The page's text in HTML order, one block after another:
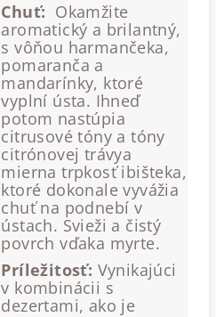
Chuť: Okamžite
aromatický a brilantný,
s vôňou harmančeka,
pomaranča a
mandarínky, ktoré
vyplní ústa. Ihneď
potom nastúpia
citrusové tóny a tóny
citrónovej trávya
mierna trpkosť ibišteka,
ktoré dokonale vyvážia
chuť na podnebí v
ústach. Svieži a čistý
povrch vďaka myrte.
Príležitosť: Vynikajúci
v kombinácii s
dezertami, ako je